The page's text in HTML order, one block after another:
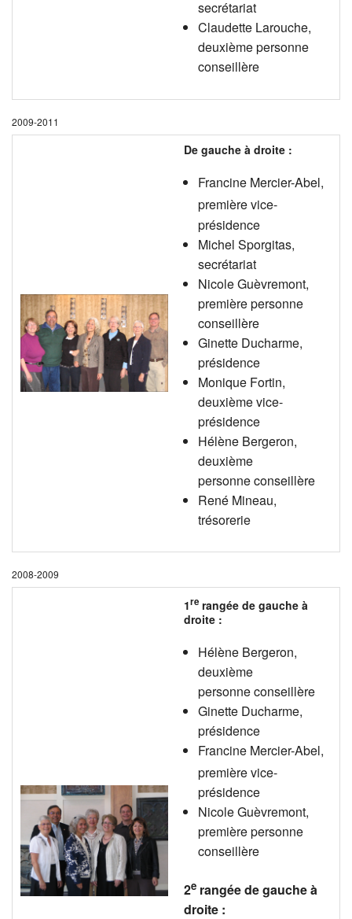
secrétariat
Claudette Larouche,
deuxième personne
conseillère
2009-2011
De gauche à droite :
Francine Mercier-Abel,
premièrevice-
présidence
Michel Sporgitas,
secrétariat
Nicole Guèvremont,
première personne
conseillère
Ginette Ducharme,
présidence
Monique Fortin,
deuxième vice-
présidence
Hélène Bergeron,
deuxième
personne conseillère
René Mineau,
trésorerie
2008-2009
1re rangée de gauche à
droite :
Hélène Bergeron,
deuxième
personne conseillère
Ginette Ducharme,
présidence
Francine Mercier-Abel,
premièrevice-
présidence
Nicole Guèvremont,
première personne
conseillère
2e rangée de gauche à
droite :